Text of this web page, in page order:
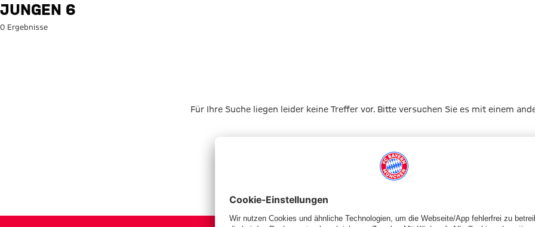
Suche: Jungen 6
JUNGEN 6
0 Ergebnisse
Für Ihre Suche liegen leider keine Treffer vor. Bitte versuchen Sie es mit einem